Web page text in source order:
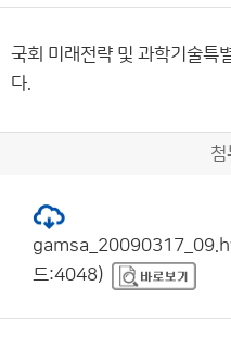
국회 미래전략 및 과학기술특
다.
첨
드:4048)